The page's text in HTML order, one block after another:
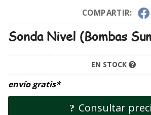
COMPARTIR:
Sonda Nivel (Bombas
EN STOCK
envío gratis*
Consultar